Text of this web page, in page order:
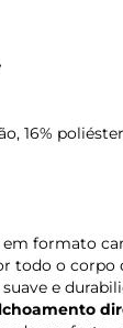
16%
em formato
todo o corpo
e